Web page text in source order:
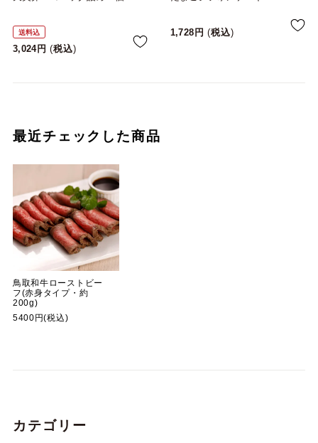
送料込
3,024 税込
1,728 税込
最近チェックした商品
鳥取和牛ローストビー
フ(赤身タイプ・約
200g)
5400円(税込)
カテゴリー